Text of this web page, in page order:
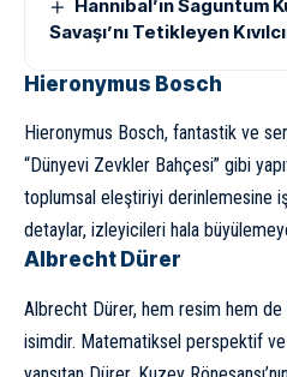
Hannibal’ın Saguntum
Savaşı’nı Tetikleyen
Hieronymus Bosch
Hieronymus Bosch, fantastik ve
“Dünyevi Zevkler Bahçesi” gibi
toplumsal eleştiriyi derinlemesine
detaylar, izleyicileri hala
Albrecht Dürer
Albrecht Dürer, hem resim hem de
isimdir. Matematiksel perspektif